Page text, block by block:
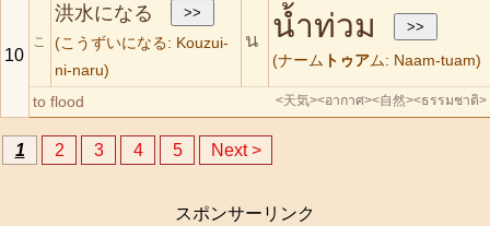
10
こ
洪水になる
(こうずいになる: Kouzui-
ni-naru)
น น้ำท่วม
(ナーム トゥアム: Naam-tuam)
to flood <天気><อากาศ><自然><ธรรมชาติ>
1 2 3 4 5 Next >
スポンサーリンク